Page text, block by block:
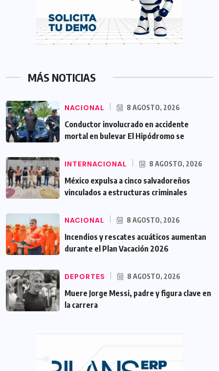
MÁS NOTICIAS
NACIONAL 8 AGOSTO, 2026
Conductor involucrado en accidente
mortal en bulevar El Hipódromo se
INTERNACIONAL 8 AGOSTO, 2026
México expulsa a cinco salvadoreños
vinculados a estructuras criminales
NACIONAL 8 AGOSTO, 2026
Incendios y rescates acuáticos aumentan
durante el Plan Vacación 2026
DEPORTES 8 AGOSTO, 2026
Muere Jorge Messi, padre y figura clave en
la carrera